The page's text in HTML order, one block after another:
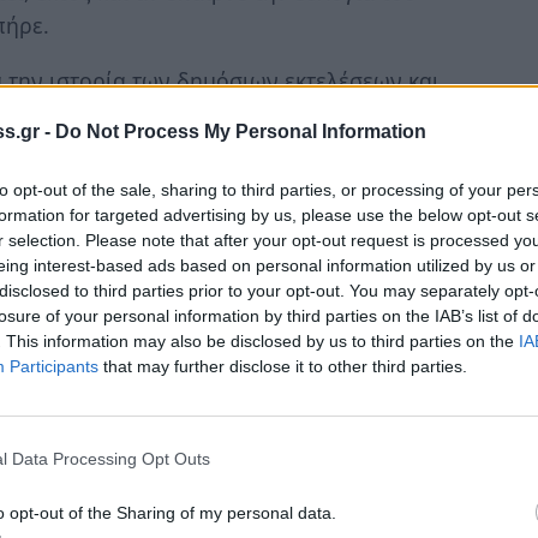
- Do Not Process My Personal Information
opt-out of the sale, sharing to third parties, or processing of your
for targeted advertising by us, please use the below opt-out
selection. Please note that after your opt-out request is processed
interest-based ads based on personal information utilized by us
to third parties prior to your opt-out. You may separately
of your personal information by third parties on the IAB’s list of
This information may also be disclosed by us to third parties on the
Participants that may further disclose it to other third parties.
Data Processing Opt Outs
opt-out of the Sharing of my personal data.
ιστορία των δημόσιων εκτελέσεων και,
κάθε επίσημου δημόσιου δήμιου που
από τα μέσα του 15ου αιώνα».
το πρώτο του heavy metal
«Charlemagne: By the Sword and the
of Metal» από την τελετή Metal Hammer
metal άλμπουμ. Ήταν ο
μουσικός που βρέθηκε ποτέ στα
του καριέρα, ο Λι ήταν
όπερας, μιλούσε έξι γλώσσες και
Διοικητής του Εξαιρετικότερου
2009, Διοικητής του Σεβαστού Τάγματος